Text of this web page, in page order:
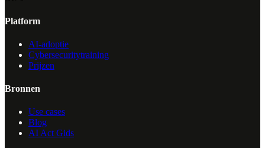
Platform
AI-adoptie
Cybersecuritytraining
Prijzen
Bronnen
Use cases
Blog
AI Act Gids